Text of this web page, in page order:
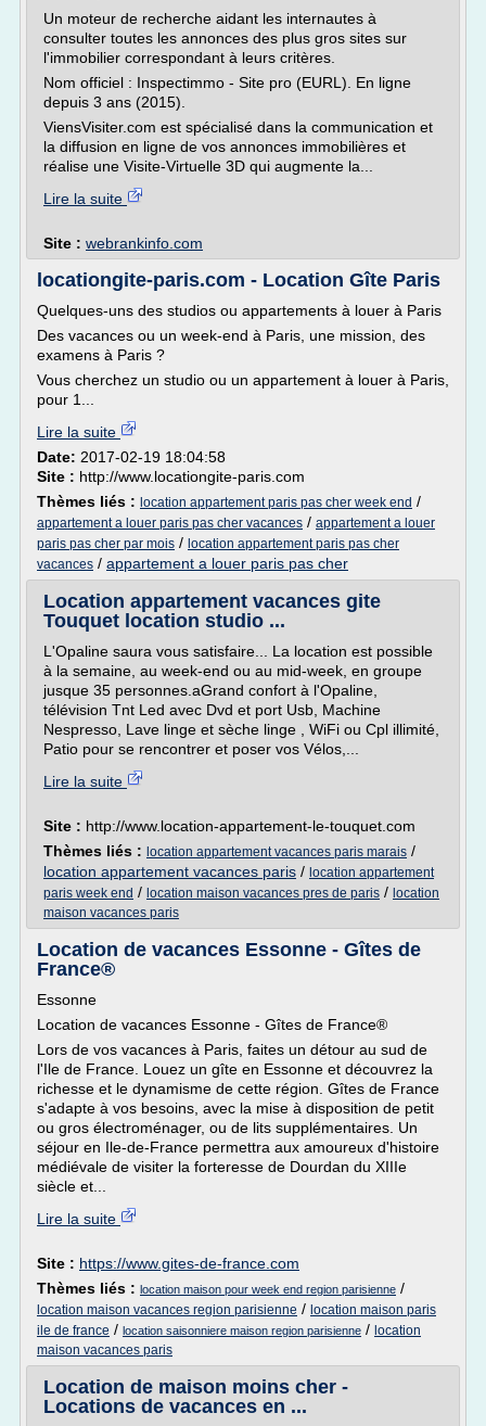
Un moteur de recherche aidant les internautes à
consulter toutes les annonces des plus gros sites sur
l'immobilier correspondant à leurs critères.
Nom officiel : Inspectimmo - Site pro (EURL). En ligne
depuis 3 ans (2015).
ViensVisiter.com est spécialisé dans la communication et
la diffusion en ligne de vos annonces immobilières et
réalise une Visite-Virtuelle 3D qui augmente la...
Lire la suite
Site : webrankinfo.com
locationgite-paris.com - Location Gîte Paris
Quelques-uns des studios ou appartements à louer à Paris
Des vacances ou un week-end à Paris, une mission, des
examens à Paris ?
Vous cherchez un studio ou un appartement à louer à Paris,
pour 1...
Lire la suite
Date: 2017-02-19 18:04:58
Site : http://www.locationgite-paris.com
Thèmes liés : location appartement paris pas cher week end /
appartement a louer paris pas cher vacances / appartement a louer
paris pas cher par mois / location appartement paris pas cher
vacances / appartement a louer paris pas cher
Location appartement vacances gite
Touquet location studio ...
L'Opaline saura vous satisfaire... La location est possible
à la semaine, au week-end ou au mid-week, en groupe
jusque 35 personnes.aGrand confort à l'Opaline,
télévision Tnt Led avec Dvd et port Usb, Machine
Nespresso, Lave linge et sèche linge , WiFi ou Cpl illimité,
Patio pour se rencontrer et poser vos Vélos,...
Lire la suite
Site : http://www.location-appartement-le-touquet.com
Thèmes liés : location appartement vacances paris marais /
location appartement vacances paris / location appartement
paris week end / location maison vacances pres de paris / location
maison vacances paris
Location de vacances Essonne - Gîtes de
France®
Essonne
Location de vacances Essonne - Gîtes de France®
Lors de vos vacances à Paris, faites un détour au sud de
l'Ile de France. Louez un gîte en Essonne et découvrez la
richesse et le dynamisme de cette région. Gîtes de France
s'adapte à vos besoins, avec la mise à disposition de petit
ou gros électroménager, ou de lits supplémentaires. Un
séjour en Ile-de-France permettra aux amoureux d'histoire
médiévale de visiter la forteresse de Dourdan du XIIIe
siècle et...
Lire la suite
Site : https://www.gites-de-france.com
Thèmes liés : location maison pour week end region parisienne /
location maison vacances region parisienne / location maison paris
ile de france / location saisonniere maison region parisienne / location
maison vacances paris
Location de maison moins cher -
Locations de vacances en ...